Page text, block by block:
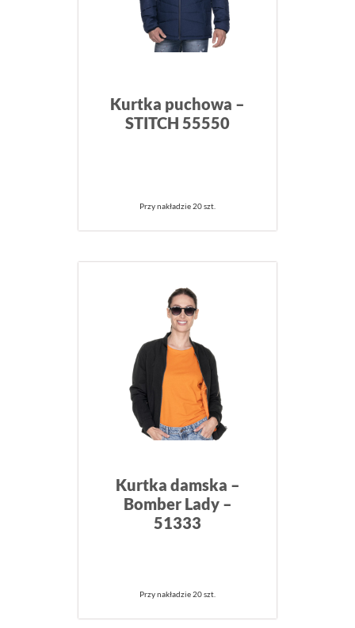
Kurtka puchowa –
STITCH 55550
Przy nakładzie 20 szt.
Kurtka damska –
Bomber Lady –
51333
Przy nakładzie 20 szt.